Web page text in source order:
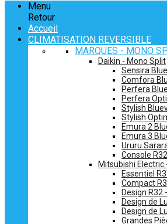
Menu
Retour
Accueil
CLIMATISATION REVERSIBLE
MARQUES - MONO
Daikin - Mono Split
Sensira
Comfora
Perfera
Perfera
Stylish
Stylish
Emura 2
Emura 3
Ururu
Console
Mitsubishi Electric
Essentiel
Compact
Design
Design de
Design de
Grandes